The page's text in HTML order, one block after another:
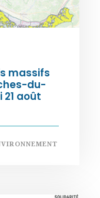
massifs
du-
août